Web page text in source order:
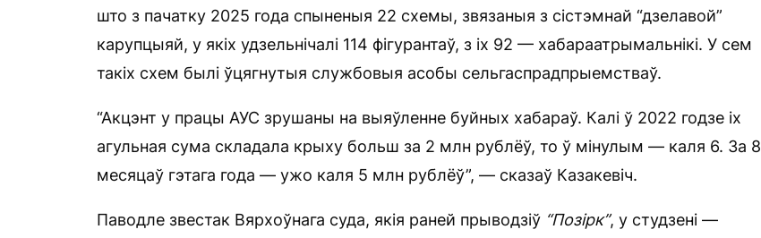
што з пачатку 2025 года спыненыя 22 схемы, звязаныя з сістэмнай “дзелавой”
карупцыяй, у якіх удзельнічалі 114 фігурантаў, з іх 92 — хабараатрымальнікі. У сем
такіх схем былі ўцягнутыя службовыя асобы сельгаспрадпрыемстваў.
“Акцэнт у працы АУС зрушаны на выяўленне буйных хабараў. Калі ў 2022 годзе іх
агульная сума складала крыху больш за 2 млн рублёў, то ў мінулым — каля 6. За 8
месяцаў гэтага года — ужо каля 5 млн рублёў”, — сказаў Казакевіч.
Паводле звестак Вярхоўнага суда, якія раней прыводзіў “Позірк”, у студзені —